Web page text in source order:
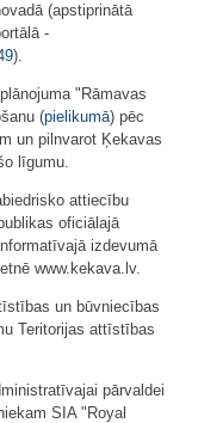
(apstiprinātā
-
).
"Rāmavas
(pielikumā) pēc
un pilnvarot Ķekavas
līgumu.
attiecību
oficiālajā
izdevumā
www.kekava.lv.
un būvniecības
Teritorijas attīstības
pārvaldei
SIA "Royal